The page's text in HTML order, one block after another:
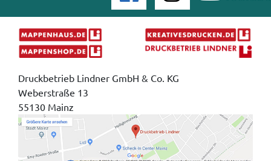
Druckbetrieb Lindner GmbH & Co. KG
Weberstraße 13
55130 Mainz